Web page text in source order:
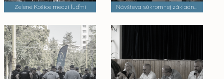
Zelené Košice medzi ľuďmi Návšteva súkromnej základnej umeleckej školy Zádielska